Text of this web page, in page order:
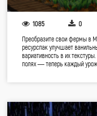
1085 0
Преобразите свои фермы в
ресурспак улучшает
вариативность в их
полях — теперь каждый